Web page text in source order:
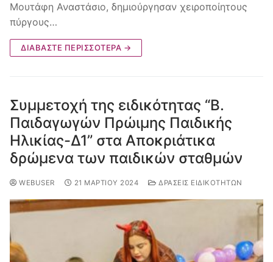
Μουτάφη Αναστάσιο, δημιούργησαν χειροποίητους
πύργους…
ΔΙΑΒΆΣΤΕ ΠΕΡΙΣΣΌΤΕΡΑ →
Συμμετοχή της ειδικότητας “Β.
Παιδαγωγών Πρώιμης Παιδικής
Ηλικίας-Δ1” στα Αποκριάτικα
δρώμενα των παιδικών σταθμών
WEBUSER 21 ΜΑΡΤΊΟΥ 2024 ΔΡΆΣΕΙΣ ΕΙΔΙΚΟΤΉΤΩΝ